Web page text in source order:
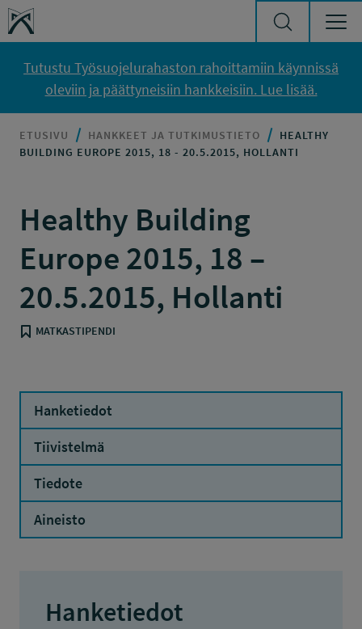
Siirry sisältöön
Työsuojelurahasto
Tutustu Työsuojelurahaston rahoittamiin käynnissä
oleviin ja päättyneisiin hankkeisiin. Lue lisää.
ETUSIVU HANKKEET JA TUTKIMUSTIETO
HEALTHY
BUILDING EUROPE 2015, 18 - 20.5.2015, HOLLANTI
Healthy Building
Europe 2015, 18 –
20.5.2015, Hollanti
MATKASTIPENDI
Hanketiedot
Tiivistelmä
Tiedote
Aineisto
Hanketiedot